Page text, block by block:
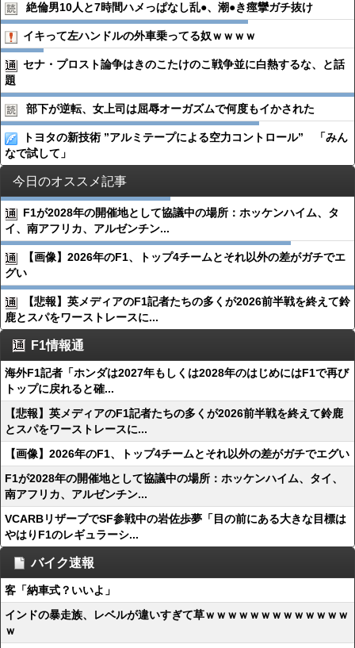
絶倫男10人と7時間ハメっぱなし乱●︎、潮●︎き痙攣ガチ抜け
イキって左ハンドルの外車乗ってる奴ｗｗｗｗ
セナ・プロスト論争はきのこたけのこ戦争並に白熱するな、と話
題
部下が逆転、女上司は屈辱オーガズムで何度もイかされた
トヨタの新技術 ”アルミテープによる空力コントロール” 「みん
なで試して」
今日のオススメ記事
F1が2028年の開催地として協議中の場所：ホッケンハイム、タ
イ、南アフリカ、アルゼンチン...
【画像】2026年のF1、トップ4チームとそれ以外の差がガチでエ
グい
【悲報】英メディアのF1記者たちの多くが2026前半戦を終えて鈴
鹿とスパをワーストレースに...
F1情報通
海外F1記者「ホンダは2027年もしくは2028年のはじめにはF1で再び
トップに戻れると確...
【悲報】英メディアのF1記者たちの多くが2026前半戦を終えて鈴鹿
とスパをワーストレースに...
【画像】2026年のF1、トップ4チームとそれ以外の差がガチでエグい
F1が2028年の開催地として協議中の場所：ホッケンハイム、タイ、
南アフリカ、アルゼンチン...
VCARBリザーブでSF参戦中の岩佐歩夢「目の前にある大きな目標は
やはりF1のレギュラーシ...
バイク速報
客「納車式？いいよ」
インドの暴走族、レベルが違いすぎて草ｗｗｗｗｗｗｗｗｗｗｗｗｗ
ｗ